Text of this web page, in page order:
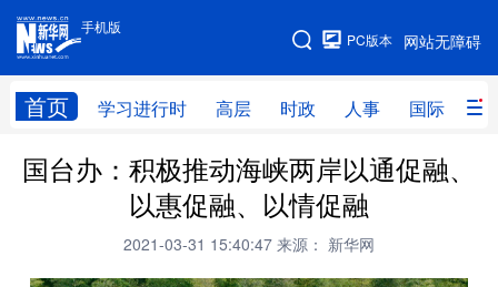
手机版
网站无障碍
PC版本
首页 学习进行时 高层 时政 人事 国际 财
手机版
网站地图
学习进行时 高层 时政 人事
财经 网评
全球连线
国台办：积极推动海峡两岸以通促融、
以惠促融、以情促融
2021-03-31 15:40:47 来源： 新华网